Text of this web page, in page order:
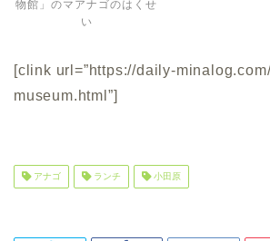
物館」のマアナゴのはくせ
い
[clink url=”https://daily-
museum.html”]
アナゴ ランチ 小田原